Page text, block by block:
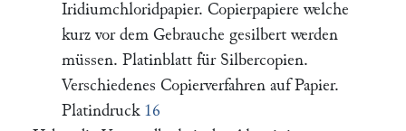
Iridiumchloridpapier. Copierpapiere welche
kurz vor dem Gebrauche gesilbert werden
müssen. Platinblatt für Silbercopien.
Verschiedenes Copierverfahren auf Papier.
Platindruck 16